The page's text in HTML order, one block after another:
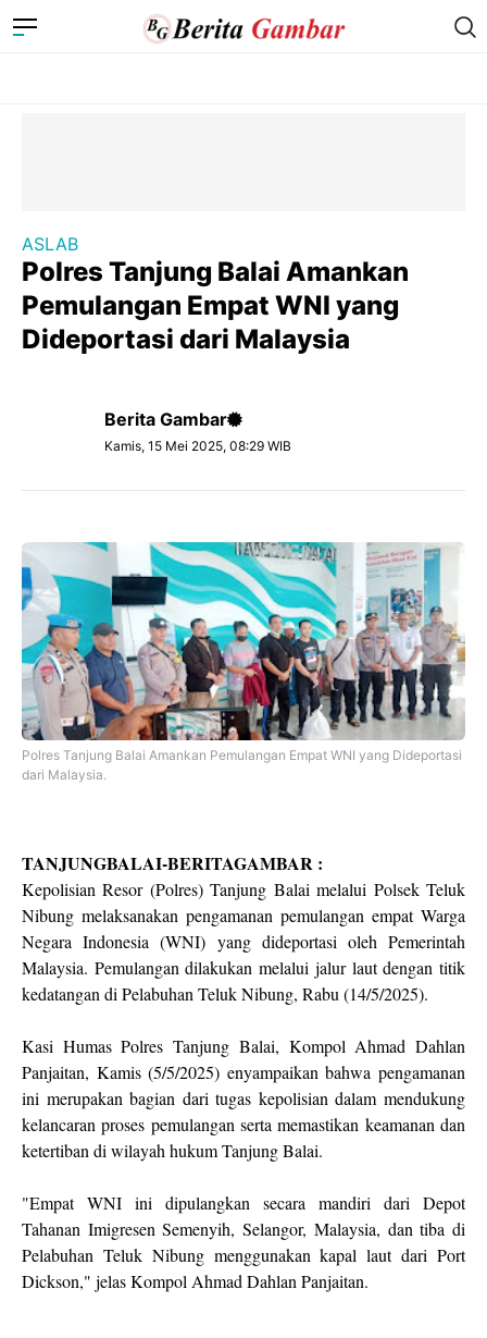
ASLAB
Polres Tanjung Balai Amankan
Pemulangan Empat WNI yang
Dideportasi dari Malaysia
Berita Gambar
Kamis, 15 Mei 2025, 08:29 WIB
Polres Tanjung Balai Amankan Pemulangan Empat WNI yang Dideportasi
dari Malaysia.
TANJUNGBALAI-BERITAGAMBAR :
Kepolisian Resor (Polres) Tanjung Balai melalui Polsek Teluk
Nibung melaksanakan pengamanan pemulangan empat Warga
Negara Indonesia (WNI) yang dideportasi oleh Pemerintah
Malaysia. Pemulangan dilakukan melalui jalur laut dengan titik
kedatangan di Pelabuhan Teluk Nibung, Rabu (14/5/2025).
Kasi Humas Polres Tanjung Balai, Kompol Ahmad Dahlan
Panjaitan, Kamis (5/5/2025) enyampaikan bahwa pengamanan
ini merupakan bagian dari tugas kepolisian dalam mendukung
kelancaran proses pemulangan serta memastikan keamanan dan
ketertiban di wilayah hukum Tanjung Balai.
"Empat WNI ini dipulangkan secara mandiri dari Depot
Tahanan Imigresen Semenyih, Selangor, Malaysia, dan tiba di
Pelabuhan Teluk Nibung menggunakan kapal laut dari Port
Dickson," jelas Kompol Ahmad Dahlan Panjaitan.